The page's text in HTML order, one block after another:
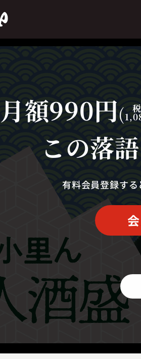
芸人からさがす
演目
上演時間からさ
月額990円(
この落
有料会員登録する